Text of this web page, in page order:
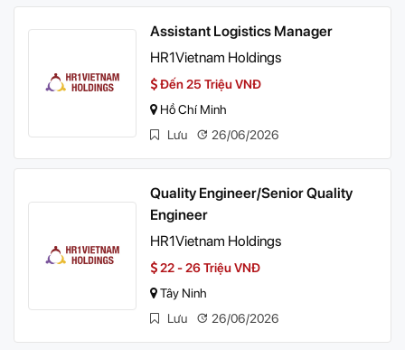
Assistant Logistics Manager
HR1Vietnam Holdings
Đến 25 Triệu VNĐ
Hồ Chí Minh
Lưu
26/06/2026
Quality Engineer/Senior Quality
Engineer
HR1Vietnam Holdings
22 - 26 Triệu VNĐ
Tây Ninh
Lưu
26/06/2026